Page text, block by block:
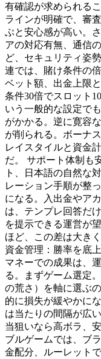
有確認が求められる
ラインが明確で、審
ぶと安心感が高い。
アの対応有無、通信
ど、セキュリティ姿
連では、賭け条件の
ベット額、出金上限
条件30倍でスロット
いう一般的な設定で
がかかる。逆に寛容
が削られる。ボーナ
レイスタイルと資金
だ。 サポート体制も
ト、日本語の自然な
レーション手順が整
になる。入出金やア
は、テンプレ回答だ
を提示できる運営が
ほど、この差は大き
資金管理：勝率を底
マネーでの成果は、
る。まずゲーム選定
の荒さ）を軸に選ぶ
的に損失が緩やかに
は当たりの間隔が広
当狙いなら高ボラ、
ブルゲームでは、ブ
金配分、ルーレット